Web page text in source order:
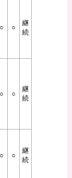
○ ○
継
続
○ ○
継
続
○ ○
継
続